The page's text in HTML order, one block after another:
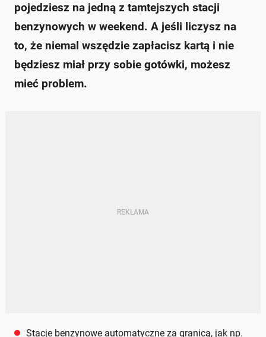
pojedziesz na jedną z tamtejszych stacji
benzynowych w weekend. A jeśli liczysz na
to, że niemal wszędzie zapłacisz kartą i nie
będziesz miał przy sobie gotówki, możesz
mieć problem.
Stacje benzynowe automatyczne za granicą, jak np.